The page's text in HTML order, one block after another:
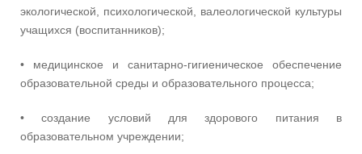
экологической, психологической, валеологической культуры
учащихся (воспитанников);
• медицинское и санитарно-гигиеническое обеспечение
образовательной среды и образовательного процесса;
• создание условий для здорового питания в
образовательном учреждении;